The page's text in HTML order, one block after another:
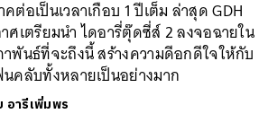
ต่อเป็นเวลาเกือบ 1 ปีเต็ม ล่าสุด GDH
ศเตรียมนำ ไดอารี่ตุ๊ดซี่ส์ 2 ลงจอฉายใน
พันธ์ที่จะถึงนี้ สร้างความดีอกดีใจให้กับ
คลับทั้งหลายเป็นอย่างมาก
ารีเพิ่มพร